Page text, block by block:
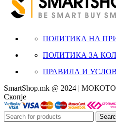
ПОЛИТИКА НА
ПОЛИТИКА ЗА
ПРАВИЛА И
SmartShop.mk @ 2024 |
Скопје